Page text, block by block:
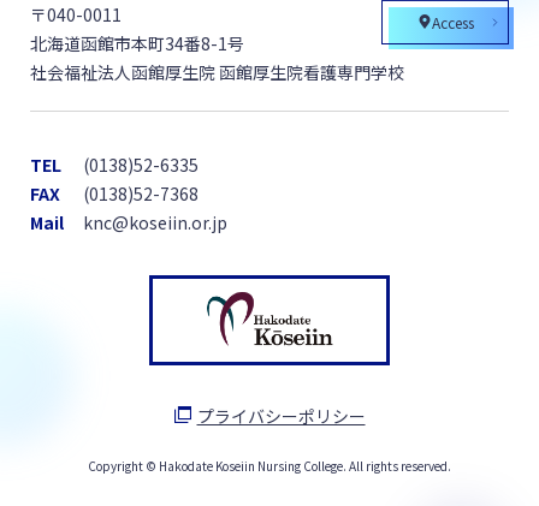
Access
〒040-0011
北海道函館市本町34番8-1号
社会福祉法人函館厚生院 函館厚生院看護専門学校
TEL
(0138)52-6335
FAX
(0138)52-7368
Mail
knc@koseiin.or.jp
プライバシーポリシー
Copyright © Hakodate Koseiin Nursing College. All rights reserved.